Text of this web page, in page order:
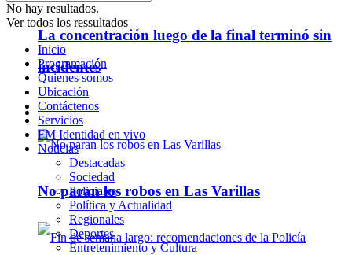
La concentración luego de la final terminó sin
incidentes
Policiales
No paran los robos en Las Varillas
No hay resultados.
Ver todos los ressultados
Inicio
Programación
Quienes somos
Ubicación
Contáctenos
Servicios
FM Identidad en vivo
Noticias
Destacadas
Sociedad
Policiales
Política y Actualidad
Regionales
Deportes
Entretenimiento y Cultura